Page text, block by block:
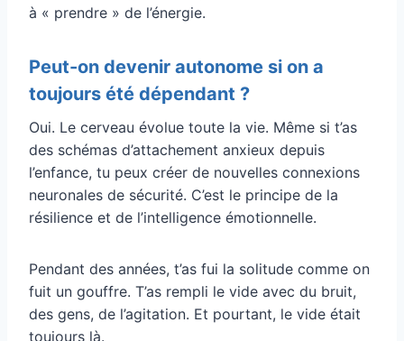
à « prendre » de l’énergie.
Peut-on devenir autonome si on a
toujours été dépendant ?
Oui. Le cerveau évolue toute la vie. Même si t’as
des schémas d’attachement anxieux depuis
l’enfance, tu peux créer de nouvelles connexions
neuronales de sécurité. C’est le principe de la
résilience et de l’intelligence émotionnelle.
Pendant des années, t’as fui la solitude comme on
fuit un gouffre. T’as rempli le vide avec du bruit,
des gens, de l’agitation. Et pourtant, le vide était
toujours là.